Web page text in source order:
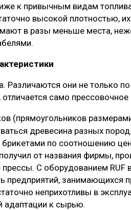
к привычным видам
высокой плотностью,
в разы меньше места,
Различаются они не только
само
(прямоугольников
древесина разных
по соотношению
от названия фирмы,
прессы. С оборудованием
предприятий, занимающихся
неприхотливы в
адаптации к сырью.